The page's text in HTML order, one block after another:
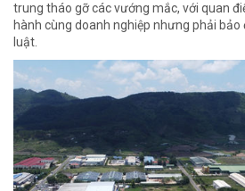
trung tháo gỡ các vướng mắc, với quan
hành cùng doanh nghiệp nhưng phải
luật.